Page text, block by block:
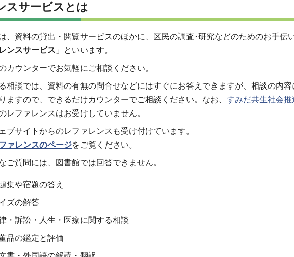
スサービスとは
、資料の貸出・閲覧サービスのほかに、区民の調査･研究などのためのお手伝
ンスサービス 」といいます。
カウンターでお気軽にご相談ください。
相談では、資料の有無の問合せなどにはすぐにお答えできますが、相談の内
ますので、できるだけカウンターでご相談ください。なお、 すみだ共生社会
レファレンスはお受けしていません。
ブサイトからのレファレンスも受け付けています。
ァレンスのページをご覧ください。
ご質問には、図書館では回答できません。
集や宿題の答え
ズの解答
・訴訟・人生・医療に関する相談
品の鑑定と評価